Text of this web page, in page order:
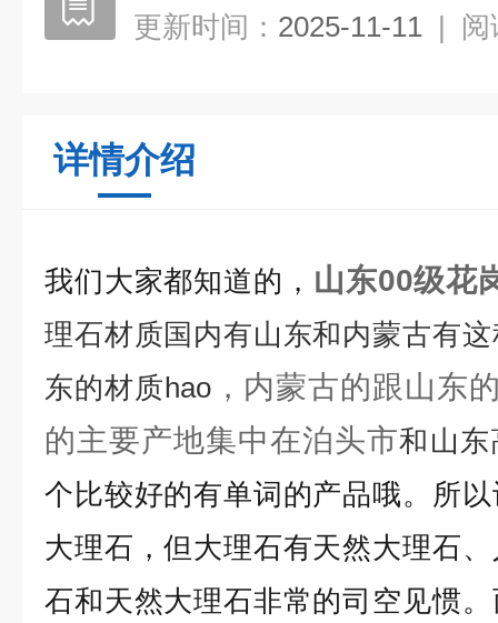
更新时间： 2025-11-11 | 阅
详情介绍
我们大家都知道的， 山东00级花
理石材质国内有山东和内蒙古有
东的材质hao，内蒙古的跟山东
的主要产地集中在泊头市和山东
个比较好的有单词的产品哦。所
大理石，但大理石有天然大理石
石和天然大理石非常的司空见惯